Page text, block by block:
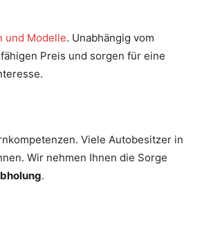
und Modelle. Unabhängig vom
Preis und sorgen für eine
Viele Autobesitzer in
Wir nehmen Ihnen die Sorge
.